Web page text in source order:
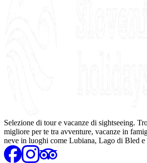
Selezione di tour e vacanze di sightseeing.
migliore per te tra avventure, vacanze in
neve in luoghi come Lubiana, Lago di Bled e